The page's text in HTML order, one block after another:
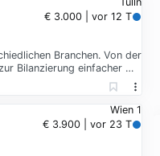
€ 3.000 | vor 12 T
Branchen. Von der
Bilanzierung einfacher …
Wien 1
€ 3.900 | vor 23 T